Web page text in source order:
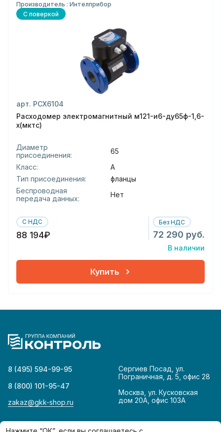
Производитель : Интелприбор
С поверкой
арт. РСХ6104
Расходомер электромагнитный м121-и6-ду65ф-1,6-
х(мктс)
Диаметр
присоединения:
65
Класс:
А
Тип присоединения:
фланцы
Беспроводная
передача данных:
Нет
С НДС
88 194₽
Без НДС
72 290 руб.
В наличии
Купить
8 (495) 594-99-95
8 (800) 101-95-47
zakaz@gkk-shop.ru
Сергиев Посад, ул.
Пограничная, д. 5, офис 28
Москва, ул. Кусковская
дом 20А, офис 103А